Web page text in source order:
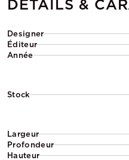
DÉTAILS &
Designer
Éditeur
Année
Stock
Largeur
Profondeur
Hauteur